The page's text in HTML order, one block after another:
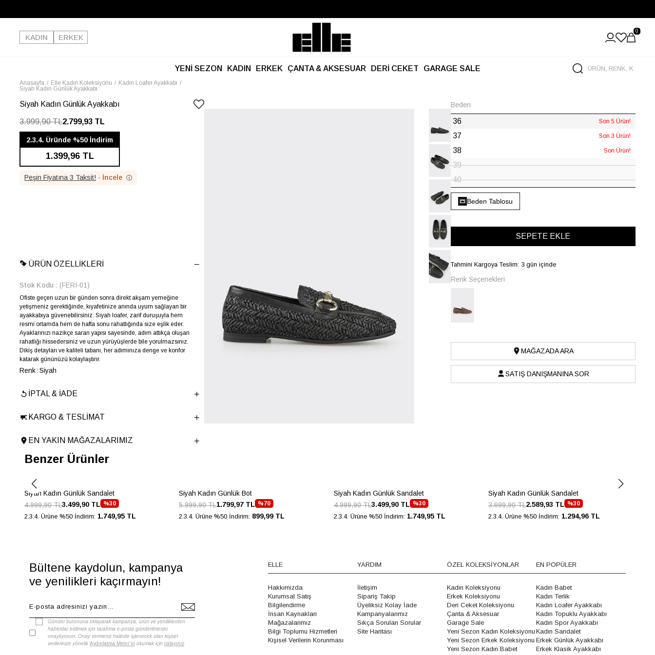
Kargo Ücretsiz!
KADIN
ERKEK
0
YENİ SEZON KADIN ERKEK ÇANTA & AKSESUAR DERİ CEKET GARAGE SALE
Anasayfa Elle Kadın Koleksiyonu
Kadın Loafer Ayakkabı
Siyah Kadın Günlük Ayakkabı
Siyah Kadın Günlük Ayakkabı
3.999,90 TL2.799,93 TL
2.3.4. Üründe %50 İndirim
1.399,96 TL
Peşin Fiyatına 3 Taksit! · İncele ⓘ
ÜRÜN ÖZELLIKLERI
Stok Kodu (FERI-01)
Ofiste geçen uzun bir günden sonra direkt akşam yemeğine
yetişmeniz gerektiğinde, kıyafetinize anında uyum sağlayan bir
ayakkabıya güvenebilirsiniz. Siyah loafer, zarif duruşuyla hem
resmi ortamda hem de hafta sonu rahatlığında size eşlik eder.
Ayaklarınızı nazikçe saran yapısı sayesinde, adım attıkça oluşan
rahatlığı hissedersiniz ve uzun yürüyüşlerde bile yorulmazsınız.
Dikiş detayları ve kaliteli tabanı, her adımınıza denge ve konfor
katarak gününüzü kolaylaştırır.
Renk Siyah
Marka
ELLE
Astar Malzemesi
İnek Derisi
1.5 cm
Ürün Cinsi
Menşei TURKIYE
Ürün Grubu AYAKKABI
İnternet Kategorisi Babet/Loafer
İPTAL & İADE
KARGO & TESLIMAT
EN YAKIN MAĞAZALARIMIZ
Beden
36 Son 5 Ürün!
37 Son 3 Ürün!
38 Son Ürün!
39
40
Beden Tablosu
Tahmini Kargoya Teslim: 3 gün içinde
Renk Seçenekleri
MAĞAZADA ARA
SATIŞ DANIŞMANINA SOR
Benzer Ürünler
Siyah Kadın Günlük Sandalet
%30
3.499,90 TL
4.999,90 TL
2.3.4. Ürüne %50 İndirim: 1.749,95 TL
Siyah Kadın Günlük Bot
%70
1.799,97 TL
5.999,90 TL
2.3.4. Ürüne %50 İndirim: 899,99 TL
Siyah Kadın Günlük Sandalet
%30
3.499,90 TL
4.999,90 TL
2.3.4. Ürüne %50 İndirim: 1.749,95 TL
Siyah Kadın Günlük Sandalet
%30
2.589,93 TL
3.699,90 TL
2.3.4. Ürüne %50 İndirim: 1.294,96 TL
Bültene kaydolun, kampanya
ve yenilikleri kaçırmayın!
Gönder butonuna tıklayarak kampanya, ürün ve yeniliklerden
haberdar edilmek için tarafıma e-posta gönderilmesini
onaylıyorum. Onay vermeniz halinde işlenecek olan kişisel
verilerinize yönelik Aydınlatma Metni'ni okumak için tıklayınız
ELLE
Hakkımızda
Kurumsal Satış
Bilgilendirme
İnsan Kaynakları
Mağazalarımız
Bilgi Toplumu Hizmetleri
Kişisel Verilerin Korunması
YARDIM
İletişim
Sipariş Takip
Üyeliksiz Kolay İade
Kampanyalarımız
Sıkça Sorulan Sorular
Site Haritası
ÖZEL KOLEKSİYONLAR
Kadın Koleksiyonu
Erkek Koleksiyonu
Deri Ceket Koleksiyonu
Çanta & Aksesuar
Garage Sale
Yeni Sezon Kadın Koleksiyonu
Yeni Sezon Erkek Koleksiyonu
Yeni Sezon Kadın Babet
EN POPÜLER
Kadın Babet
Kadın Terlik
Kadın Loafer Ayakkabı
Kadın Topuklu Ayakkabı
Kadın Spor Ayakkabı
Kadın Sandalet
Erkek Günlük Ayakkabı
Erkek Klasik Ayakkabı